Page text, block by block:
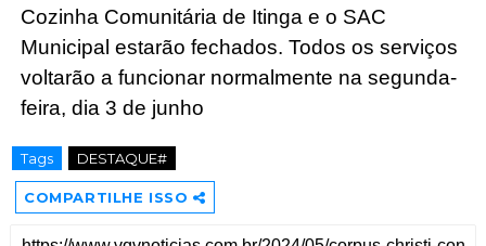
Cozinha Comunitária de Itinga e o SAC
Municipal estarão fechados. Todos os serviços
voltarão a funcionar normalmente na segunda-
feira, dia 3 de junho
Tags DESTAQUE#
COMPARTILHE ISSO